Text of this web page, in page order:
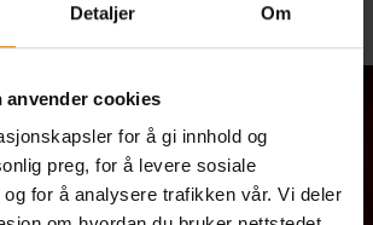
Detaljer Om
anvender cookies
for å gi innhold og
preg, for å levere sosiale
for å analysere trafikken vår. Vi deler
Webers kundeservice nå.
vårt fellesskap –
rabatt kun for deg